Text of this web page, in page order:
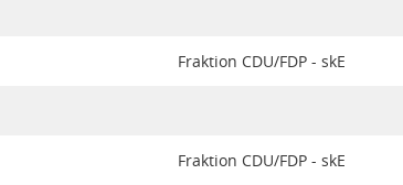
Fraktion CDU/FDP - skE
Fraktion CDU/FDP - skE